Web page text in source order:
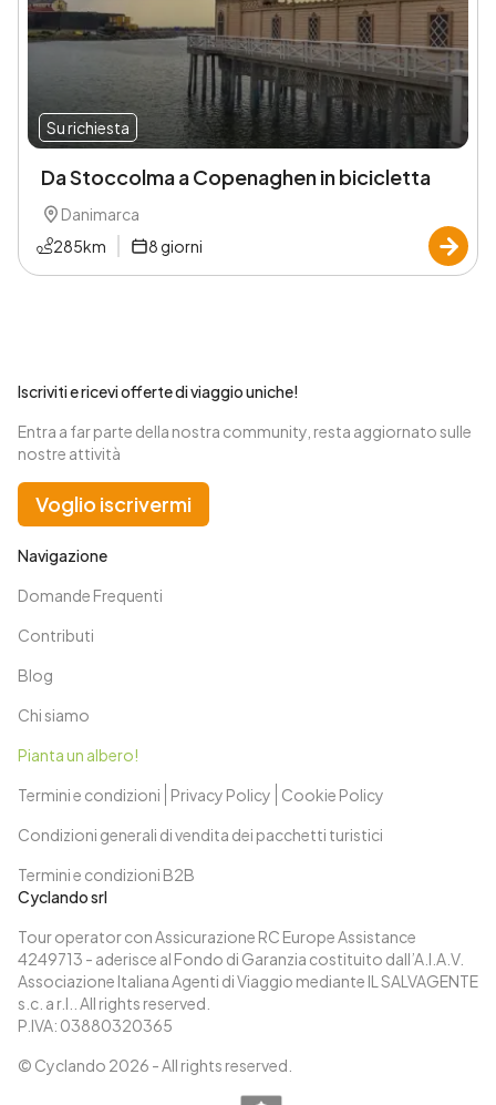
Su richiesta
Da Stoccolma a Copenaghen in bicicletta
Danimarca
285km 8giorni
Cyclando srl
Tour operator con Assicurazione RC Europe Assistance
4249713 - aderisce al Fondo di Garanzia costituito dall’A.I.A.V.
Associazione Italiana Agenti di Viaggio mediante IL SALVAGENTE
s.c. a r.l.. All rights reserved.
P.IVA: 03880320365
© Cyclando 2026 - All rights reserved.
Navigazione
Domande Frequenti
Contributi
Blog
Chi siamo
Pianta un albero!
Termini e condizioni
Privacy Policy
Cookie Policy
Condizioni generali di vendita dei pacchetti turistici
Termini e condizioni B2B
Iscriviti e ricevi offerte di viaggio uniche!
Entra a far parte della nostra community, resta aggiornato sulle
nostre attività
Voglio iscrivermi